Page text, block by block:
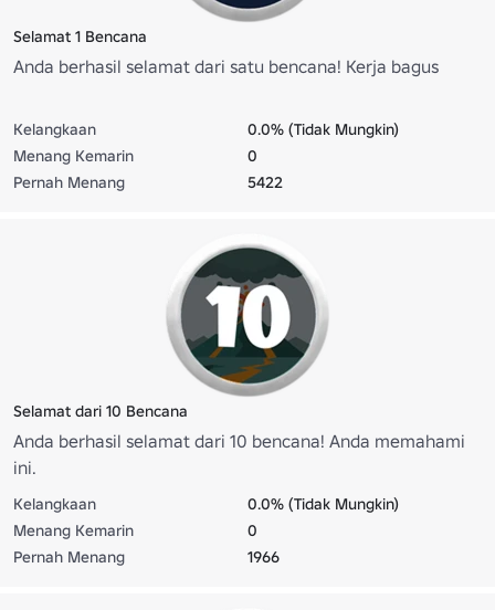
Selamat 1 Bencana
Anda berhasil selamat dari satu bencana! Kerja bagus
Kelangkaan
0.0% (Tidak Mungkin)
Menang Kemarin
0
Pernah Menang
5422
Selamat dari 10 Bencana
Anda berhasil selamat dari 10 bencana! Anda memahami
ini.
Kelangkaan
0.0% (Tidak Mungkin)
Menang Kemarin
0
Pernah Menang
1966